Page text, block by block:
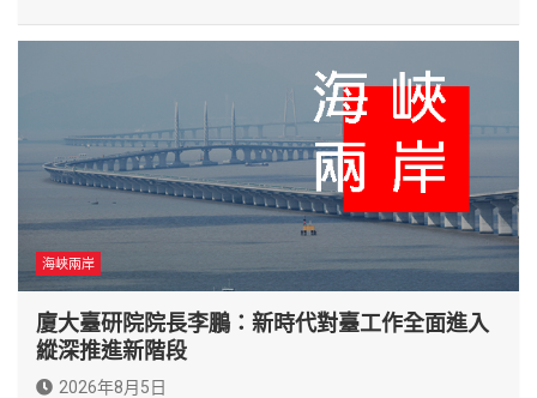
海峽兩岸
廈大臺研院院長李鵬：新時代對臺工作全面進入
縱深推進新階段
2026年8月5日